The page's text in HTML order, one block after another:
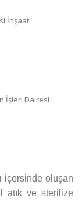
İnşaatı
İşleri Dairesi
içersinde oluşan
atık ve sterilize